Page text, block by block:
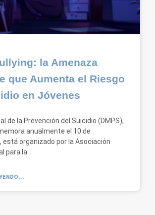
la Amenaza
que Aumenta el Riesgo
en Jóvenes
de la Prevención del Suicidio (DMPS),
anualmente el 10 de
está organizado por la Asociación
para la